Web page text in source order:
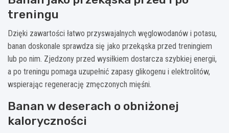
treningu
Dzięki zawartości łatwo przyswajalnych węglowodanów i potasu,
banan doskonale sprawdza się jako przekąska przed treningiem
lub po nim. Zjedzony przed wysiłkiem dostarcza szybkiej energii,
a po treningu pomaga uzupełnić zapasy glikogenu i elektrolitów,
wspierając regenerację zmęczonych mięśni.
Banan w deserach o obniżonej
kaloryczności